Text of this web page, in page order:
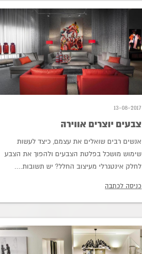
13-08-2017
צבעים יוצרים אווירה
אנשים רבים שואלים את עצמם, כיצד לעשות
שימוש מושכל בפלטת הצבעים ולהפוך את הצבע
לחלק אינטגרלי מעיצוב החלל? יש תשובות....
כניסה לכתבה